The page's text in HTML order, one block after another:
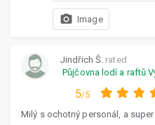
photo_camera Image
Jindřich Š. rated
Půjčovna lodí a raftů
5/ 5
Milý s ochotný personál, a super